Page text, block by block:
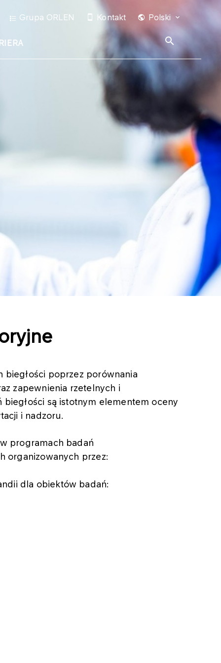
Grupa ORLEN Kontakt Polski
biegłości poprzez porównania
zapewnienia rzetelnych i
są istotnym elementem oceny
i nadzoru.
programach badań
organizowanych przez:
dla obiektów badań: